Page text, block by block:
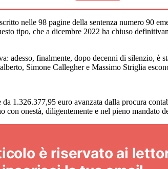
nelle 98 pagine della sentenza numero 90
tipo, che a dicembre 2022 ha chiuso
adesso, finalmente, dopo decenni di silenzio, è
Simone Callegher e Massimo Striglia
1.326.377,95 euro avanzata dalla procura
onestà, diligentemente e nel pieno mandato
è riservato ai